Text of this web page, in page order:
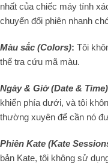
nhất của chiếc máy tính
chuyển đổi phiên nhanh
Màu sắc (Colors): Tôi
thể tra cứu mã màu.
Ngày & Giờ (Date & Time)
khiển phía dưới, và tôi
thường xuyên để cần nó
Phiên Kate (Kate
bản Kate, tôi không sử